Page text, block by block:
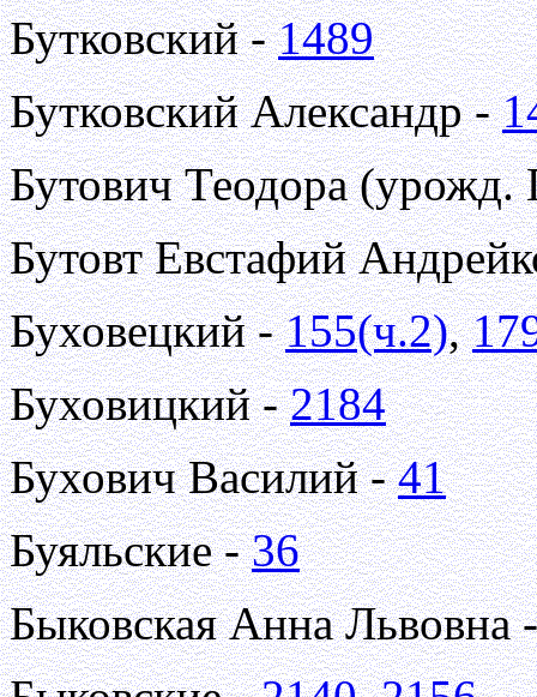
Бутковский -1489
Бутковский Александр -
Бутович Теодора (урожд.
Бутовт Евстафий
Буховецкий -155(ч.2),
Буховицкий -2184
Бухович Василий -41
Буяльские -36
Быковская Анна Львовна